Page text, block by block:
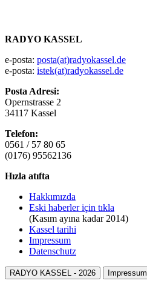
RADYO KASSEL
e-posta: posta(at)radyokassel.de
e-posta: istek(at)radyokassel.de
Posta Adresi:
Opernstrasse 2
34117 Kassel
Telefon:
0561 / 57 80 65
(0176) 95562136
Hızla atıfta
Hakkımızda
Eski haberler için tıkla
(Kasım ayına kadar 2014)
Kassel tarihi
Impressum
Datenschutz
RADYO KASSEL - 2026 Impressum